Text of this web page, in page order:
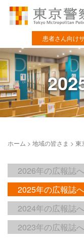
患者さん向け
ホーム > 地域の皆さま > 東
2026年の広報誌へ
2025年の広報誌へ
2024年の広報誌へ
2023年の広報誌へ